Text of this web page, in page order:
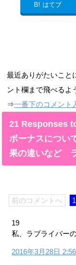
B! はてブ
最近ありがたいこと
ント欄まで飛べるよ
⇒一番下のコメント
21 Responses
ボーナスについ
果の違いなど
前のコメントへ 1
19
私、ラブライバー
2016年3月28日